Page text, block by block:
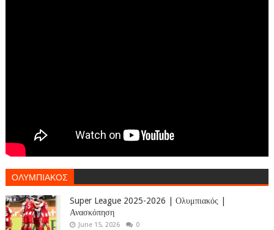
ΟΛΥΜΠΙΑΚΟΣ
Super League 2025-2026 | Ολυμπιακός |
Ανασκόπηση
June 15, 2026 0